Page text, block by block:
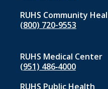
RUHS Community
(800) 720-9553
RUHS Medical Center
(951) 486‑4000
RUHS Public Health